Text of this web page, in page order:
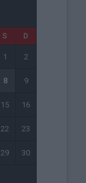
S D
1 2
8 9
15 16
22 23
29 30